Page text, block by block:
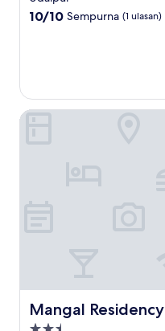
4.5
10.0
10/10 Sempurna (1 ulasan)
Mangal Residency
Mangal Residency
Mangal Residency